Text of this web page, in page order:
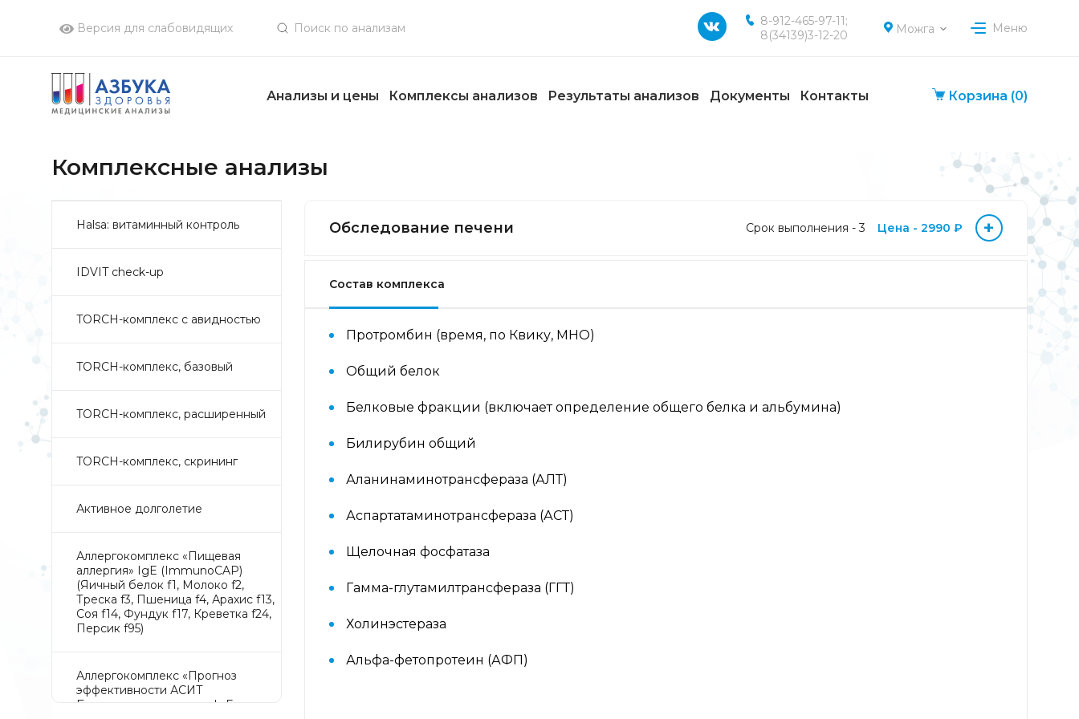
Версия для слабовидящих
8-912-465-97-11;
8(34139)3-12-20
Можга Меню
Анализы и цены Комплексы анализов Результаты анализов Документы Контакты Корзина (0)
Комплексные анализы
Halsa: витаминный контроль
IDVIT check-up
TORCH-комплекс с авидностью
TORCH-комплекс, базовый
TORCH-комплекс, расширенный
TORCH-комплекс, скрининг
Активное долголетие
Аллергокомплекс «Пищевая
аллергия» IgE (ImmunoCAP)
(Яичный белок f1, Молоко f2,
Треска f3, Пшеница f4, Арахис f13,
Соя f14, Фундук f17, Креветка f24,
Персик f95)
Аллергокомплекс «Прогноз
эффективности АСИТ
Букоцветные деревья» IgE
Обследование печени Срок выполнения - 3 Цена - 2990 ₽ +
Состав комплекса
Протромбин (время, по Квику, МНО)
Общий белок
Белковые фракции (включает определение общего белка и альбумина)
Билирубин общий
Аланинаминотрансфераза (АЛТ)
Аспартатаминотрансфераза (АСТ)
Щелочная фосфатаза
Гамма-глутамилтрансфераза (ГГТ)
Холинэстераза
Альфа-фетопротеин (АФП)